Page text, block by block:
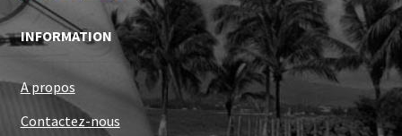
INFORMATION
A propos
Contactez-nous